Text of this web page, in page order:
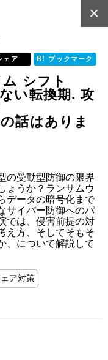
×
ェア ブックマーク
シフト
い転換期. 攻
話はありま
の受動型防御の限界
ょうか？ランサムウ
データの暗号化まで
サイバー防御へのパ
では、侵害前提の対
え方、そしてそもそ
、について解説して
ア対策